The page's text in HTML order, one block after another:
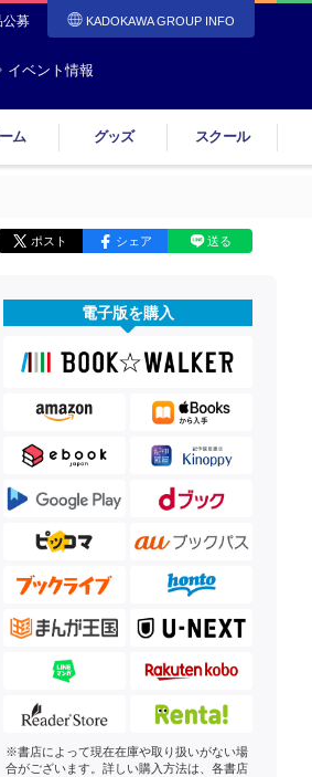
公募 KADOKAWA GROUP INFO
イベント情報
ム グッズ スクール
ポスト シェア 送る
電子版を購入
※書店によって現在在庫や取り扱いがない場
合がございます。詳しい購入方法は、各書店